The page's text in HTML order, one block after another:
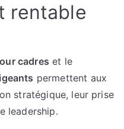
rentable
cadres et le
permettent aux
stratégique, leur prise
leadership.